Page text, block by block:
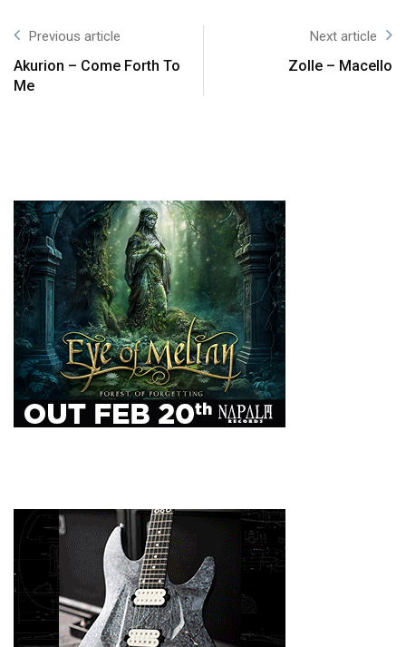
Previous article
Akurion – Come Forth To
Me
Next article
Zolle – Macello